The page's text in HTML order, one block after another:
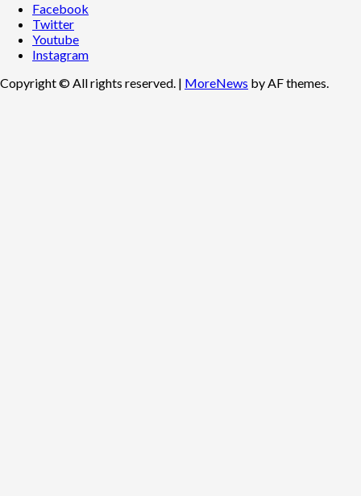
Facebook
Twitter
Youtube
Instagram
Copyright © All rights reserved. | MoreNews by AF themes.